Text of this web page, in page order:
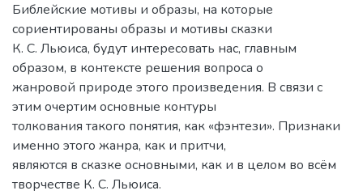
Библейские мотивы и образы, на которые
сориентированы образы и мотивы сказки
К. С. Льюиса, будут интересовать нас, главным
образом, в контексте решения вопроса о
жанровой природе этого произведения. В связи с
этим очертим основные контуры
толкования такого понятия, как «фэнтези». Признаки
именно этого жанра, как и притчи,
являются в сказке основными, как и в целом во всём
творчестве К. С. Льюиса.